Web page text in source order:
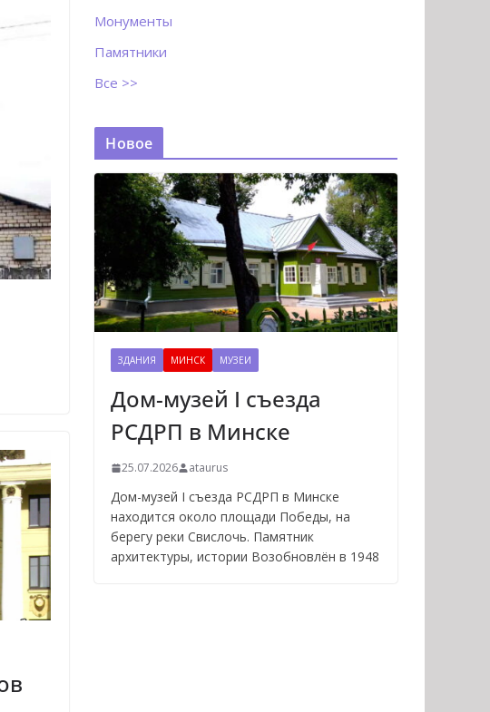
Монументы
Памятники
Все >>
Новое
ЗДАНИЯ МИНСК МУЗЕИ
Дом-музей I съезда
РСДРП в Минске
25.07.2026 ataurus
Дом-музей I съезда РСДРП в Минске
находится около площади Победы, на
берегу реки Свислочь. Памятник
архитектуры, истории Возобновлён в 1948